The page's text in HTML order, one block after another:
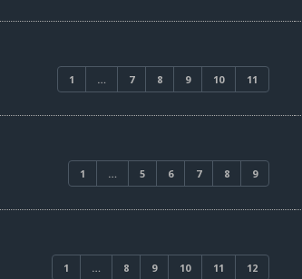
1 … 7 8 9 10 11
1 … 5 6 7 8 9
1 … 8 9 10 11 12